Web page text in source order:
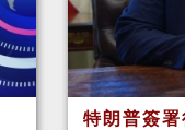
特朗普簽